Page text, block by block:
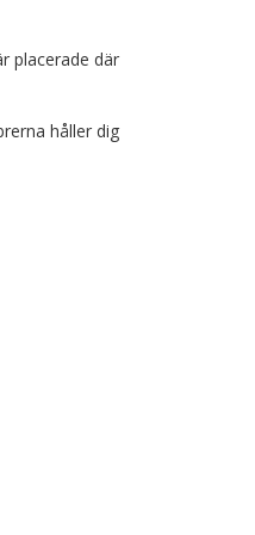
placerade där
håller dig